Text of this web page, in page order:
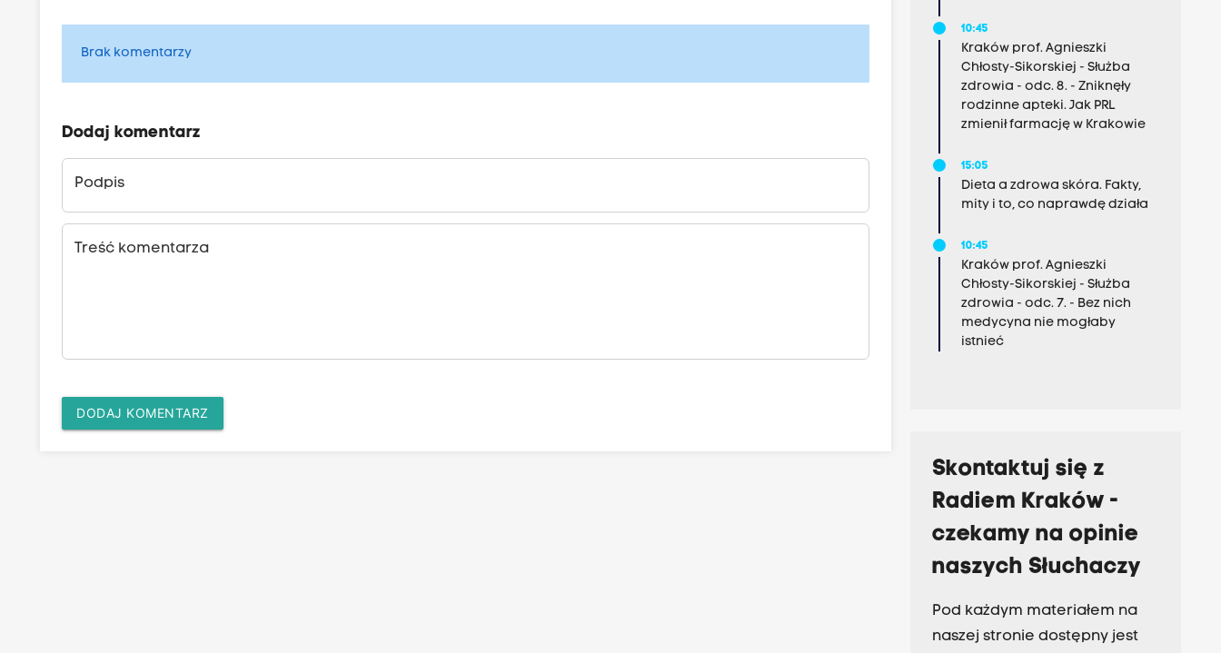
Brak komentarzy
Dodaj komentarz
Podpis
Treść komentarza
DODAJ KOMENTARZ
10:45
Kraków prof. Agnieszki
Chłosty-Sikorskiej - Służba
zdrowia - odc. 8. - Zniknęły
rodzinne apteki. Jak PRL
zmienił farmację w Krakowie
15:05
Dieta a zdrowa skóra. Fakty,
mity i to, co naprawdę działa
10:45
Kraków prof. Agnieszki
Chłosty-Sikorskiej - Służba
zdrowia - odc. 7. - Bez nich
medycyna nie mogłaby
istnieć
Skontaktuj się z
Radiem Kraków -
czekamy na opinie
naszych Słuchaczy
Pod każdym materiałem na
naszej stronie dostępny jest